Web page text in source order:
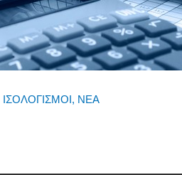
ΙΣΟΛΟΓΙΣΜΟΙ, ΝΕΑ